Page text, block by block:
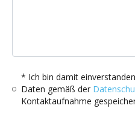
* Ich bin damit
Daten gemäß der
Kontaktaufnahme